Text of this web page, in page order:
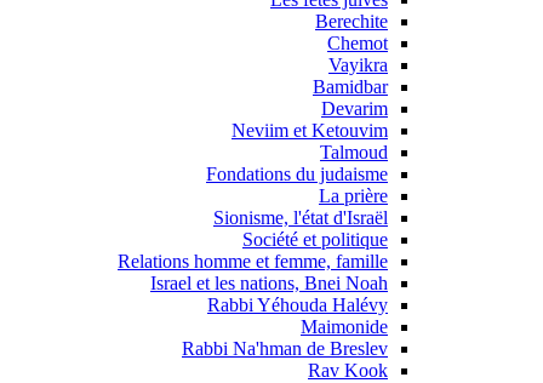
Berechite
Chemot
Vayikra
Bamidbar
Devarim
Neviim et Ketouvim
Talmoud
Fondations du judaisme
La prière
Sionisme, l'état d'Israël
Société et politique
Relations homme et femme, famille
Israel et les nations, Bnei Noah
Rabbi Yéhouda Halévy
Maimonide
Rabbi Na'hman de Breslev
Rav Kook